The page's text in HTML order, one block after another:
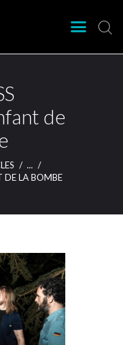
de
...
DE LA BOMBE